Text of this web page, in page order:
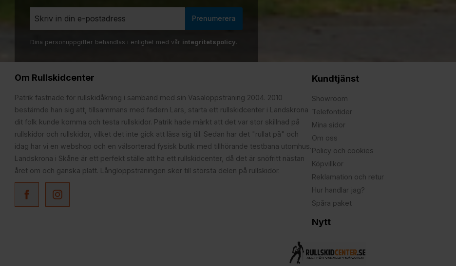
Prenumerera
Dina personuppgifter behandlas i enlighet med vår integritetspolicy.
Om Rullskidcenter
Patrik fastnade för rullskidåkning i samband med sin Vasaloppsträning 2004. 2010
bestämde han sig att, tillsammans med fadern Lars, starta ett rullskidcenter i Landskrona
dit folk kunde komma och testa rullskidor. Patrik hade märkt att det var stor skillnad på
rullskidor och rullskidor, vilket det inte gick att läsa sig till. Sedan har det "rullat på" och
idag har vi en webshop och en välsorterad fysisk butik med tillhörande testbana utomhus.
Landskrona i Skåne är ett perfekt ställe att ha ett rullskidcenter, då det är snöfritt nästan
året om och ganska platt. Långloppsträningen sker till största delen på rullskidor.
Kundtjänst
Showroom
Telefontider
Mina sidor
Om oss
Policy och cookies
Köpvillkor
Reklamation och retur
Hur handlar jag?
Spåra paket
Nytt